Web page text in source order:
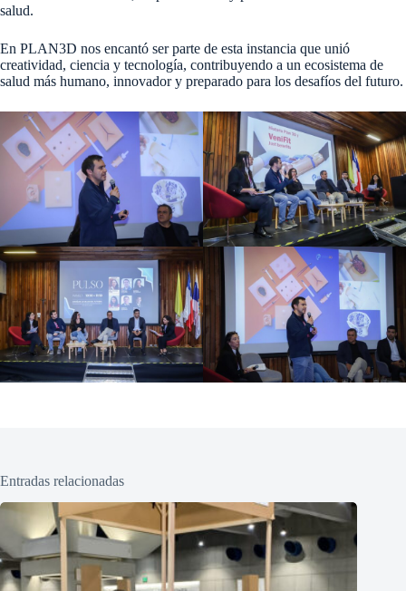
salud.
En PLAN3D nos encantó ser parte de esta instancia que unió
creatividad, ciencia y tecnología, contribuyendo a un ecosistema de
salud más humano, innovador y preparado para los desafíos del futuro.
Entradas relacionadas